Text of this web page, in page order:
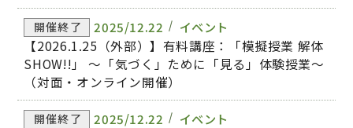
開催終了 2025/12.22 イベント
【2026.1.25（外部）】有料講座：「模擬授業 解体
SHOW!!」 ～「気づく」ために「見る」体験授業～
（対面・オンライン開催）
開催終了 2025/12.22 イベント